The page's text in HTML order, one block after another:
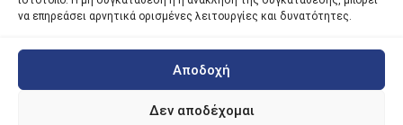
να επηρεάσει αρνητικά ορισμένες λειτουργίες και δυνατότητες.
Αποδοχή
Δεν αποδέχομαι
προγραμματισμένου ραντεβού.
| iky.gr | All Rights Reserved
Designed and Developed by ACM Digital